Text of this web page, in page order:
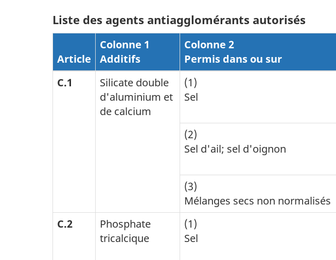
Liste des agents antiagglomérants autorisés
Article
Colonne 1
Additifs
Colonne 2
Permis dans ou sur
C.1
Silicate double
d'aluminium et
de calcium
(1)
Sel
(2)
Sel d'ail; sel d'oignon
(3)
Mélanges secs non normalisés
C.2
Phosphate
tricalcique
(1)
Sel